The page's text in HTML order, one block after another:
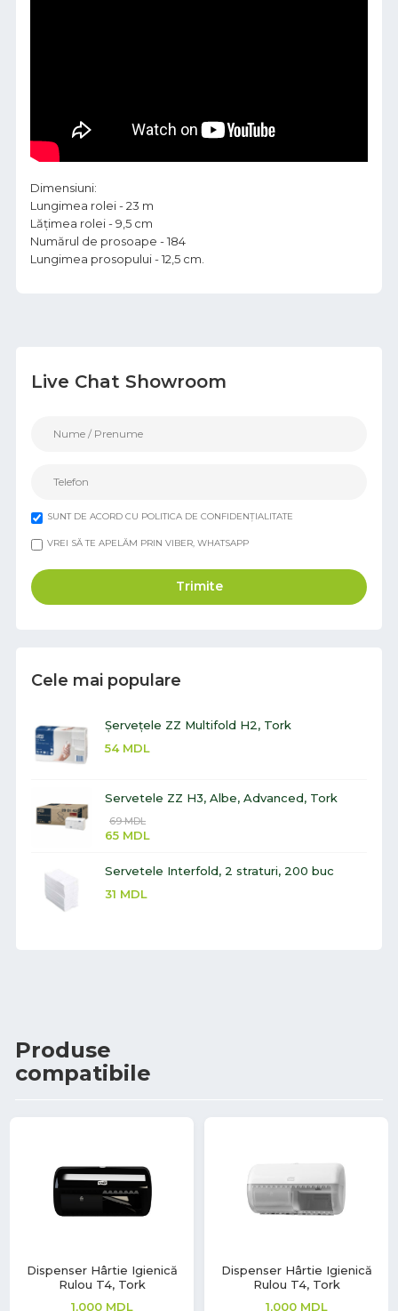
Live Chat Showroom
SUNT DE ACORD CU POLITICA DE CONFIDENȚIALITATE
VREI SĂ TE APELĂM PRIN VIBER, WHATSAPP
Trimite
Cele mai populare
Șervețele ZZ Multifold H2, Tork
54 MDL
Servetele ZZ H3, Albe, Advanced, Tork
69MDL
65 MDL
Servetele Interfold, 2 straturi, 200 buc
31 MDL
Dimensiuni:
Lungimea rolei - 23 m
Lățimea rolei - 9,5 cm
Numărul de prosoape - 184
Lungimea prosopului - 12,5 cm.
Produse
compatibile
Dispenser Hârtie Igienică
Rulou T4, Tork
1,000 MDL
Dispenser Hârtie Igienică
Rulou T4, Tork
1,000 MDL